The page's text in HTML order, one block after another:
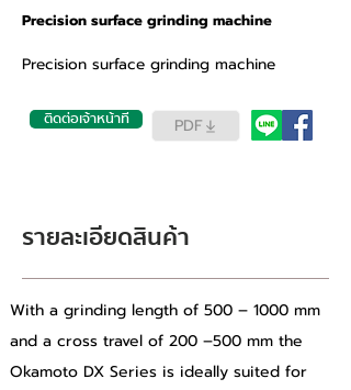
Precision surface grinding machine
Precision surface grinding machine
ติดต่อเจ้าหน้าที่ PDF
รายละเอียดสินค้า
With a grinding length of 500 – 1000 mm
and a cross travel of 200 –500 mm the
Okamoto DX Series is ideally suited for